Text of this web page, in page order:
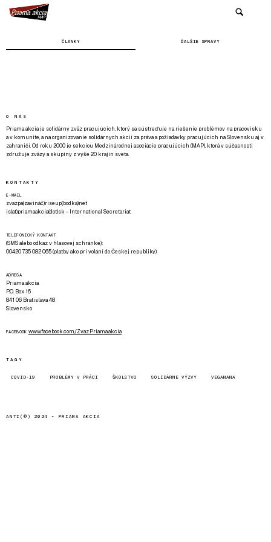
ČLÁNKY ĎALŠIE SPRÁVY
O NÁS
Priama akcia je solidárny zväz pracujúcich, ktorý sa sústreďuje na riešenie problémov na pracovisku
a v komunite, a na organizovanie solidárnych akcií za práva a požiadavky pracujúcich na Slovensku aj v
zahraničí. Od roku 2000 je sekciou Medzinárodnej asociácie pracujúcich (MAP), ktorá v súčasnosti
združuje zväzy a skupiny z vyše 20 krajín sveta.
KONTAKTY
E-MAIL
zvazpa(zavináč)riseup(bodka)net
is(at)priamaakcia(dot)sk - International Secretariat
TELEFONICKÝ KONTAKT
(SMS alebo odkaz v hlasovej schránke):
00420 735 082 065 (platby ako pri volaní do Českej republiky)
ADRESA
Priama akcia
P.O. Box 16
841 06 Bratislava 48
Slovensko
FACEBOOK www.facebook.com/Zvaz.Priama.akcia
TAGY
COVID-19 PROBLÉMY V PRÁCI ŠKOLSTVO SOLIDÁRNE VÝZVY VEGANANA
ANTI(©) 2024 - PRIAMA AKCIA